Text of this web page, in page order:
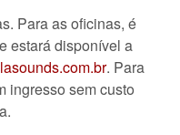
Para as oficinas, é
estará disponível a
. Para
ingresso sem custo